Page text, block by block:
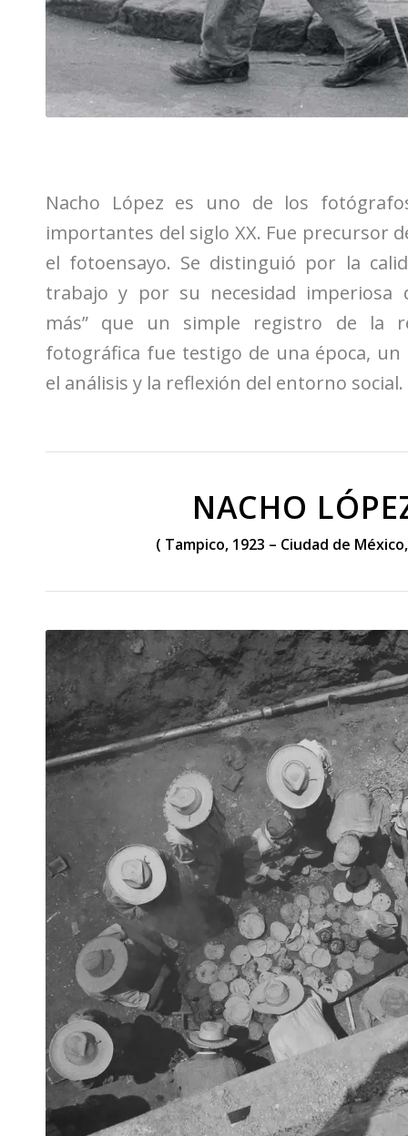
Nacho López es uno de los
importantes del siglo XX. Fue precursor
el fotoensayo. Se distinguió por la
trabajo y por su necesidad imperiosa
más” que un simple registro de la
fotográfica fue testigo de una época,
el análisis y la reflexión del entorno social.
NACHO
( Tampico, 1923 – Ciudad de